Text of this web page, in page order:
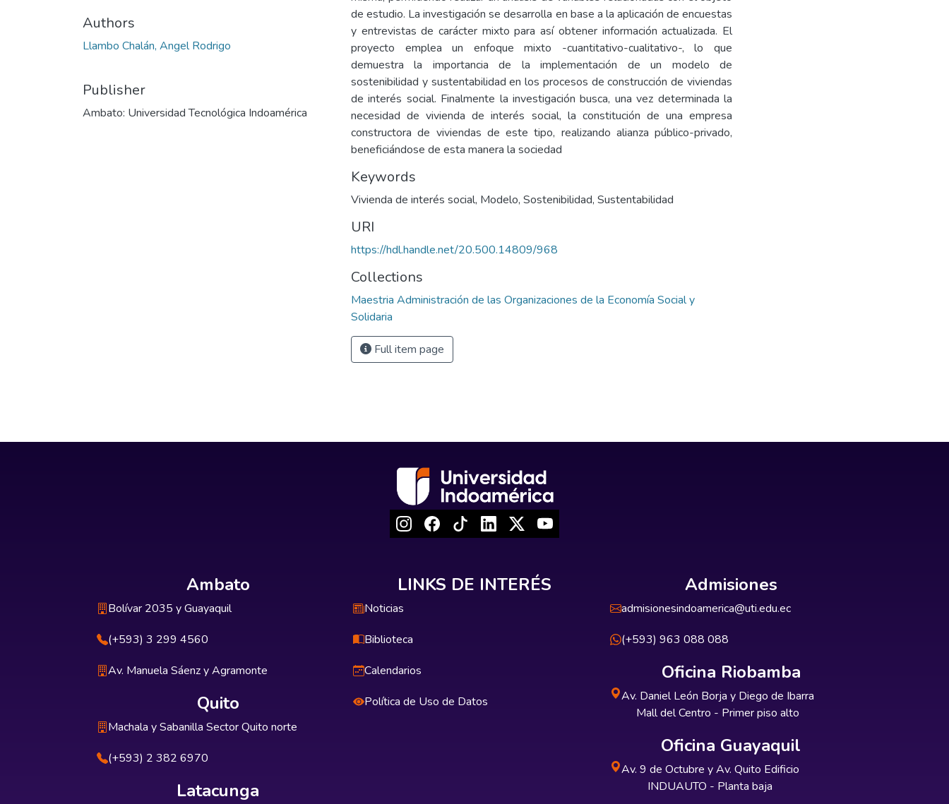
Authors
Llambo Chalán, Angel Rodrigo
Publisher
Ambato: Universidad Tecnológica Indoamérica
de estudio. La investigación se desarrolla en base a la aplicación de encuestas
y entrevistas de carácter mixto para así obtener información actualizada. El
proyecto emplea un enfoque mixto -cuantitativo-cualitativo-, lo que
demuestra la importancia de la implementación de un modelo de
sostenibilidad y sustentabilidad en los procesos de construcción de viviendas
de interés social. Finalmente la investigación busca, una vez determinada la
necesidad de vivienda de interés social, la constitución de una empresa
constructora de viviendas de este tipo, realizando alianza público-privado,
beneficiándose de esta manera la sociedad
Keywords
Vivienda de interés social, Modelo, Sostenibilidad, Sustentabilidad
URI
https://hdl.handle.net/20.500.14809/968
Collections
Maestria Administración de las Organizaciones de la Economía Social y
Solidaria
Full item page
Ambato
Bolívar 2035 y Guayaquil
(+593) 3 299 4560
Av. Manuela Sáenz y Agramonte
Quito
Machala y Sabanilla Sector Quito norte
(+593) 2 382 6970
Latacunga
LINKS DE INTERÉS
Noticias
Biblioteca
Calendarios
Política de Uso de Datos
Admisiones
admisionesindoamerica@uti.edu.ec
(+593) 963 088 088
Oficina Riobamba
Av. Daniel León Borja y Diego de Ibarra
Mall del Centro - Primer piso alto
Oficina Guayaquil
Av. 9 de Octubre y Av. Quito Edificio
INDUAUTO - Planta baja